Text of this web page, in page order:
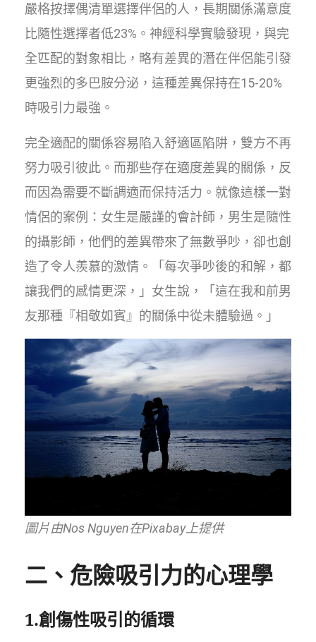
嚴格按擇偶清單選擇伴侶的人，長期關係滿意度
比隨性選擇者低23%。神經科學實驗發現，與完
全匹配的對象相比，略有差異的潛在伴侶能引發
更強烈的多巴胺分泌，這種差異保持在15-20%
時吸引力最強。
完全適配的關係容易陷入舒適區陷阱，雙方不再
努力吸引彼此。而那些存在適度差異的關係，反
而因為需要不斷調適而保持活力。就像這樣一對
情侶的案例：女生是嚴謹的會計師，男生是隨性
的攝影師，他們的差異帶來了無數爭吵，卻也創
造了令人羨慕的激情。「每次爭吵後的和解，都
讓我們的感情更深，」女生說，「這在我和前男
友那種『相敬如賓』的關係中從未體驗過。」
圖片由Nos Nguyen在Pixabay上提供
二、危險吸引力的心理學
1.創傷性吸引的循環